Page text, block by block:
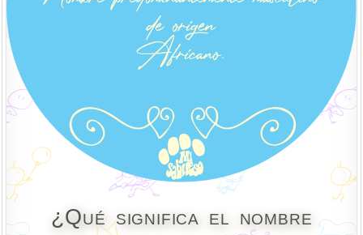
¿Qué significa el nombre